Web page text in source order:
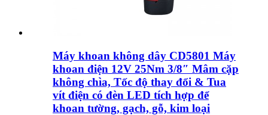
Máy khoan không dây CD5801 Máy
khoan điện 12V 25Nm 3/8″ Mâm cặp
không chìa, Tốc độ thay đổi & Tua
vít điện có đèn LED tích hợp để
khoan tường, gạch, gỗ, kim loại